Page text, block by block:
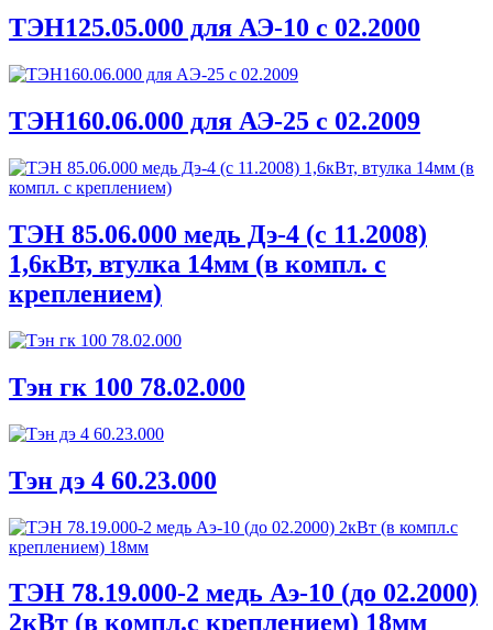
ТЭН125.05.000 для АЭ-10 с 02.2000
ТЭН160.06.000 для АЭ-25 с 02.2009
ТЭН 85.06.000 медь Дэ-4 (с 11.2008)
1,6кВт, втулка 14мм (в компл. с
креплением)
Тэн гк 100 78.02.000
Тэн дэ 4 60.23.000
ТЭН 78.19.000-2 медь Аэ-10 (до 02.2000)
2кВт (в компл.с креплением) 18мм